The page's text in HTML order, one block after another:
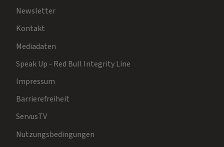
Newsletter
Kontakt
Mediadaten
Speak Up - Red Bull Integrity Line
Impressum
Barrierefreiheit
ServusTV
Nutzungsbedingungen